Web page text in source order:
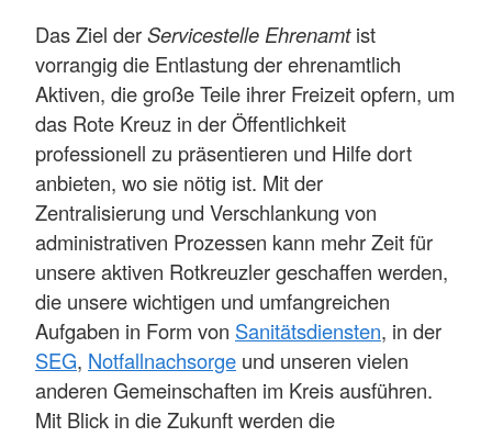
Das Ziel derServicestelle Ehrenamtist
vorrangig die Entlastung der ehrenamtlich
Aktiven, die große Teile ihrer Freizeit opfern, um
das Rote Kreuz in der Öffentlichkeit
professionell zu präsentieren und Hilfe dort
anbieten, wo sie nötig ist. Mit der
Zentralisierung und Verschlankung von
administrativen Prozessen kann mehr Zeit für
unsere aktiven Rotkreuzler geschaffen werden,
die unsere wichtigen und umfangreichen
Aufgaben in Form von Sanitätsdiensten, in der
SEG, Notfallnachsorge und unseren vielen
anderen Gemeinschaften im Kreis ausführen.
Mit Blick in die Zukunft werden die